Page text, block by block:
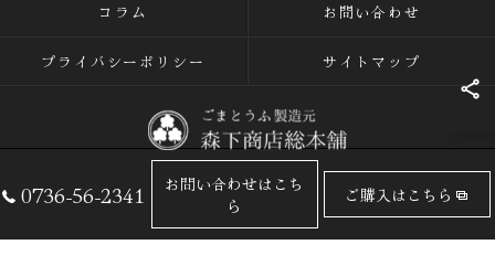
0736-56-2341
お問い合わせはこち
ら
ご購入はこちら
コラム お問い合わせ
プライバシーポリシー サイトマップ
© 2026 ごまとうふの専門店なら有限会社森下商店総本舗 ALL RIGHTS
RESERVED.